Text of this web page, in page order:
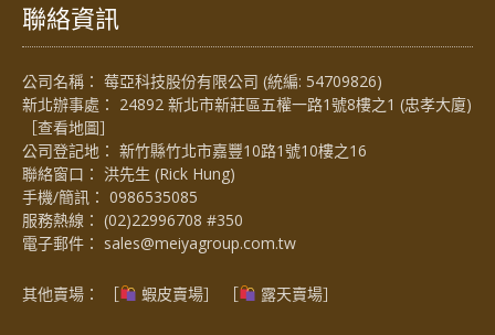
聯絡資訊
公司名稱： 莓亞科技股份有限公司 (統編: 54709826)
新北辦事處： 24892 新北市新莊區五權一路1號8樓之1 (忠孝大廈)
［查看地圖］
公司登記地： 新竹縣竹北市嘉豐10路1號10樓之16
聯絡窗口： 洪先生 (Rick Hung)
手機/簡訊： 0986535085
服務熱線： (02)22996708 #350
電子郵件： sales@meiyagroup.com.tw
其他賣場： ［ 蝦皮賣場］ ［ 露天賣場］